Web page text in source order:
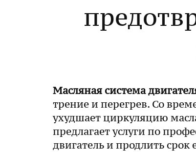
Масляная система
трение и перегрев. Со
ухудшает циркуляцию
предлагает услуги по
двигатель и продлить срок